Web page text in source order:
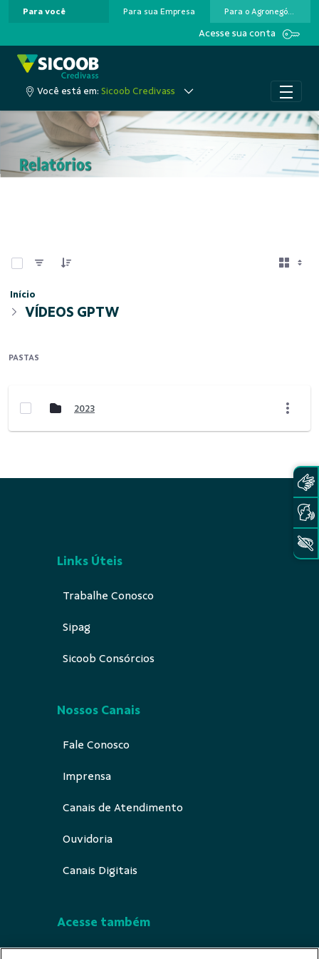
Pular para o Conteúdo principal
Para você Para sua Empresa Para o Agronegócio
Acesse sua conta
Você está em: Sicoob Credivass
Início
VÍDEOS GPTW
PASTAS
2023
Links Úteis
Trabalhe Conosco
Sipag
Sicoob Consórcios
Nossos Canais
Fale Conosco
Imprensa
Canais de Atendimento
Ouvidoria
Canais Digitais
Acesse também